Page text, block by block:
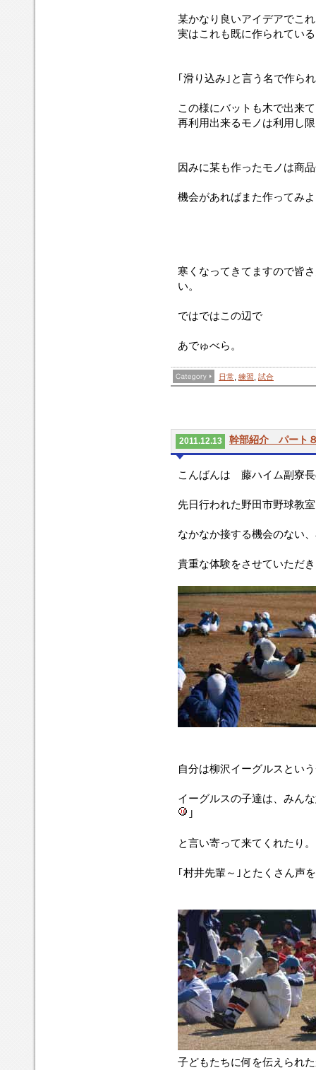
某かなり良いアイデアでこ
実はこれも既に作られてい
｢滑り込み｣と言う名で作ら
この様にバットも木で出来
再利用出来るモノは利用し
因みに某も作ったモノは商
機会があればまた作ってみ
寒くなってきてますので皆
い。
ではではこの辺で
あでゅべら。
日常 練習 試合
2011.12.13 幹部紹介 パート
こんばんは 藤ハイム副寮
先日行われた野田市野球教
なかなか接する機会のない
貴重な体験をさせていただ
自分は柳沢イーグルスとい
イーグルスの子達は、みん
｣
と言い寄って来てくれたり。
｢村井先輩～｣とたくさん声
子どもたちに何を伝えられ